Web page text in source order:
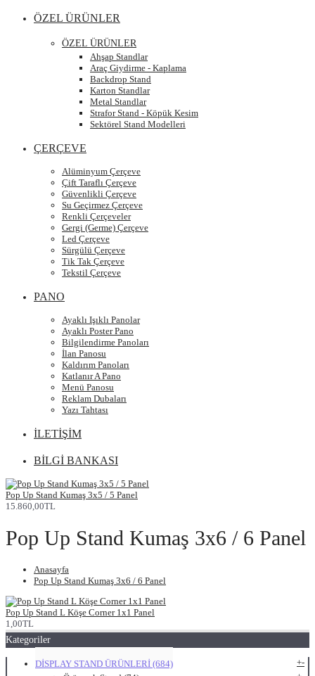
ÖZEL ÜRÜNLER
ÖZEL ÜRÜNLER
Ahşap Standlar
Araç Giydirme - Kaplama
Backdrop Stand
Karton Standlar
Metal Standlar
Strafor Stand - Köpük Kesim
Sektörel Stand Modelleri
ÇERÇEVE
Alüminyum Çerçeve
Çift Taraflı Çerçeve
Güvenlikli Çerçeve
Su Geçirmez Çerçeve
Renkli Çerçeveler
Gergi (Germe) Çerçeve
Led Çerçeve
Sürgülü Çerçeve
Tik Tak Çerçeve
Tekstil Çerçeve
PANO
Ayaklı Işıklı Panolar
Ayaklı Poster Pano
Bilgilendirme Panoları
İlan Panosu
Kaldırım Panoları
Katlanır A Pano
Menü Panosu
Reklam Dubaları
Yazı Tahtası
İLETİŞİM
BİLGİ BANKASI
Pop Up Stand Kumaş 3x5 / 5 Panel
15.860,00TL
Pop Up Stand Kumaş 3x6 / 6 Panel
Anasayfa
Pop Up Stand Kumaş 3x6 / 6 Panel
Pop Up Stand L Köşe Corner 1x1 Panel
1,00TL
Kategoriler
DİSPLAY STAND ÜRÜNLERİ (684) +-